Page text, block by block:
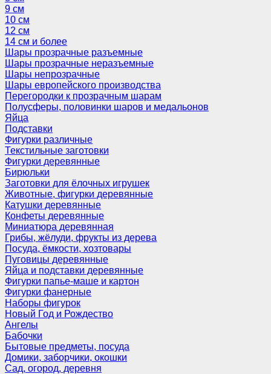
9 см
10 см
12 см
14 см и более
Шары прозрачные разъемные
Шары прозрачные неразъемные
Шары непрозрачные
Шары европейского производства
Перегородки к прозрачным шарам
Полусферы, половинки шаров и медальонов
Яйца
Подставки
Фигурки различные
Текстильные заготовки
Фигурки деревянные
Бирюльки
Заготовки для ёлочных игрушек
Животные, фигурки деревянные
Катушки деревянные
Конфеты деревянные
Миниатюра деревянная
Грибы, жёлуди, фрукты из дерева
Посуда, ёмкости, хозтовары
Пуговицы деревянные
Яйца и подставки деревянные
Фигурки папье-маше и картон
Фигурки фанерные
Наборы фигурок
Новый Год и Рождество
Ангелы
Бабочки
Бытовые предметы, посуда
Домики, заборчики, окошки
Сад, огород, деревня